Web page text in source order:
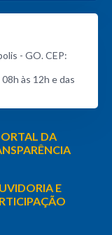
- GO. CEP:
às 12h e das
DA
E